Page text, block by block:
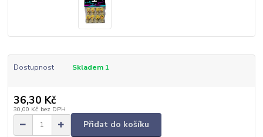
Dostupnost Skladem 1
36,30 Kč
30,00 Kč bez DPH
Přidat do košíku